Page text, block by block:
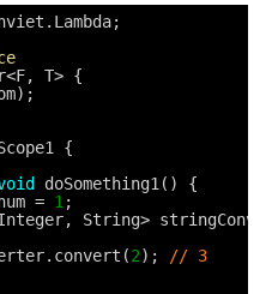
T> {
{
doSomething1() {
= 1 ;
String>
2);
// 3